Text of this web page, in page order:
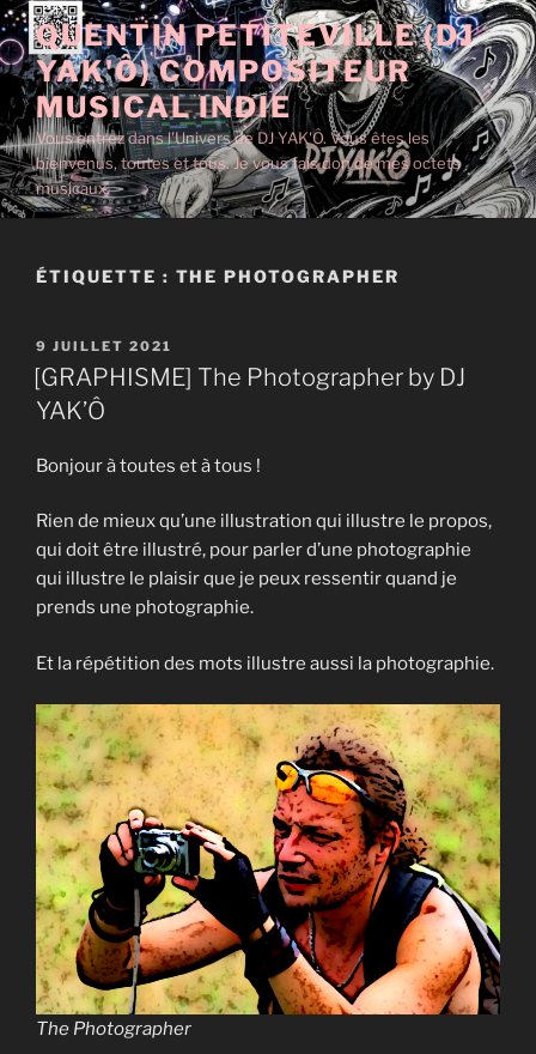
Aller
au
contenu
principal
QUENTIN PETITEVILLE (DJ
YAK'Ô) COMPOSITEUR
MUSICAL INDIE
Vous entrez dans l'Univers de DJ YAK'Ô. Vous êtes les
bienvenus, toutes et tous. Je vous fais don de mes octets
musicaux.
ÉTIQUETTE : THE PHOTOGRAPHER
PUBLIÉ
LE
9 JUILLET 2021
[GRAPHISME] The Photographer by DJ
YAK’Ô
Bonjour à toutes et à tous !
Rien de mieux qu’une illustration qui illustre le propos,
qui doit être illustré, pour parler d’une photographie
qui illustre le plaisir que je peux ressentir quand je
prends une photographie.
Et la répétition des mots illustre aussi la photographie.
The Photographer